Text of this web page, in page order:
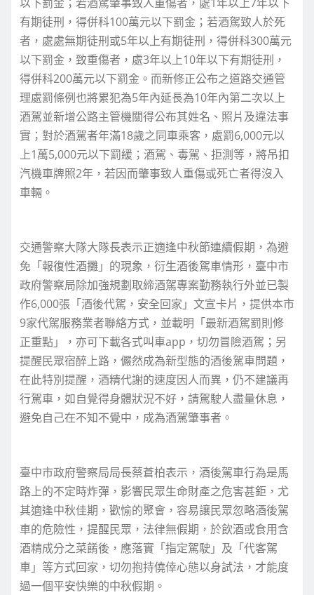
有期徒刑，得併科100萬元以下罰金；若酒駕致人於死
者，處處無期徒刑或5年以上有期徒刑，得併科300萬元
以下罰金，致重傷者，處3年以上10年以下有期徒刑，
得併科200萬元以下罰金。而新修正公布之道路交通管
理處罰條例也將累犯為5年內延長為10年內第二次以上
酒駕並新增公路主管機關得公布其姓名、照片及違法事
實；對於酒駕者年滿18歲之同車乘客，處罰6,000元以
上1萬5,000元以下罰緩；酒駕、毒駕、拒測等，將吊扣
汽機車牌照2年，若因而肇事致人重傷或死亡者得沒入
車輛。
交通警察大隊大隊長表示正適逢中秋節連續假期，為避
免「報復性酒攤」的現象，衍生酒後駕車情形，臺中市
政府警察局除加強規劃取締酒駕專案勤務執行外並已製
作6,000張「酒後代駕，安全回家」文宣卡片，提供本市
9家代駕服務業者聯絡方式，並載明「最新酒駕罰則修
正重點」，亦可下載各式叫車app，切勿冒險酒駕；另
提醒民眾宿醉上路，儼然成為新型態的酒後駕車問題，
在此特別提醒，酒精代謝的速度因人而異，仍不建議再
行駕車，如自覺得身體狀況不好，請駕駛人盡量休息，
避免自己在不知不覺中，成為酒駕肇事者。
臺中市政府警察局局長蔡蒼柏表示，酒後駕車行為是馬
路上的不定時炸彈，影響民眾生命財產之危害甚鉅，尤
其適逢中秋佳期，歡愉的聚會，容易讓民眾忽略酒後駕
車的危險性，提醒民眾，法律無假期，於飲酒或食用含
酒精成分之菜餚後，應落實「指定駕駛」及「代客駕
車」等方式回家，切勿抱持僥倖心態以身試法，才能度
過一個平安快樂的中秋假期。